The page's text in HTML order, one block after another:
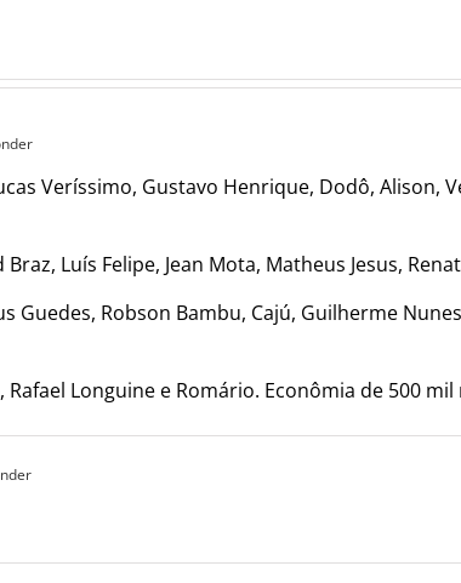
Veríssimo, Gustavo Henrique, Dodô, Alison,
Luís Felipe, Jean Mota, Matheus Jesus,
Guedes, Robson Bambu, Cajú, Guilherme
Longuine e Romário. Econômia de 500